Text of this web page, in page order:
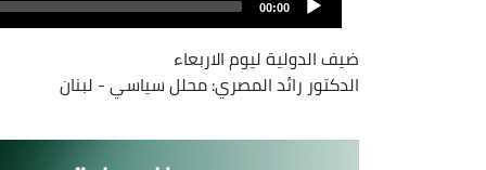
audio
00:00
ضيف الدولية ليوم الاربعاء
الدكتور رائد المصري: محلل سياسي - لبنان